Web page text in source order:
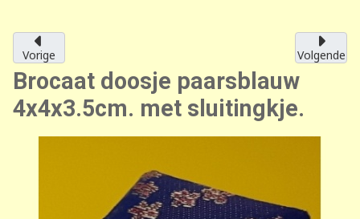
Vorige Volgende
Brocaat doosje paarsblauw
4x4x3.5cm. met sluitingkje.